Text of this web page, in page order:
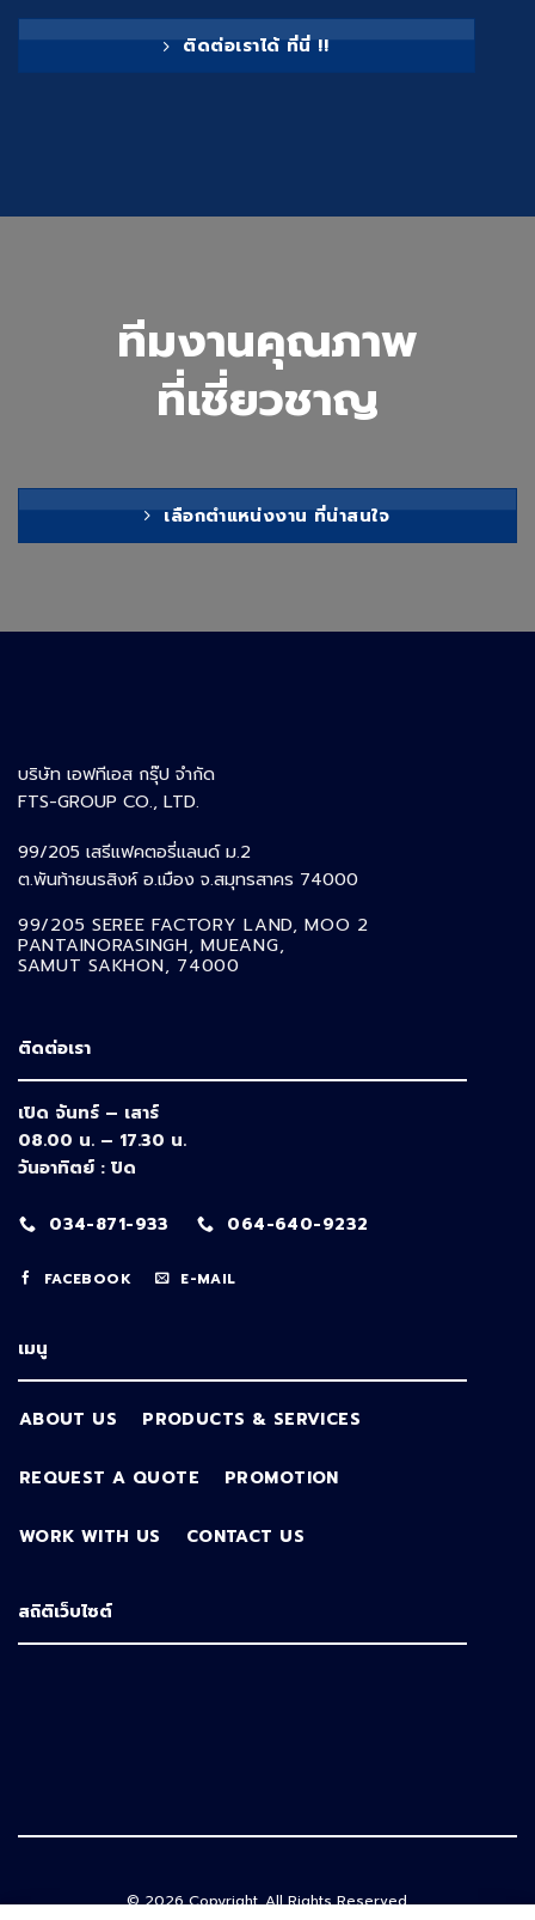
ติดต่อเราได้ ที่นี่ !!
ทีมงานคุณภาพ
ที่เชี่ยวชาญ
เลือกตำแหน่งงาน ที่น่าสนใจ
บริษัท เอฟทีเอส กรุ๊ป จำกัด
FTS-GROUP CO., LTD.
99/205 เสรีแฟคตอรี่แลนด์ ม.2
ต.พันท้ายนรสิงห์ อ.เมือง จ.สมุทรสาคร 74000
99/205 SEREE FACTORY LAND, MOO 2
PANTAINORASINGH,MUEANG,
SAMUT SAKHON, 74000
ติดต่อเรา
เปิด จันทร์ – เสาร์
08.00 น. – 17.30 น.
วันอาทิตย์ : ปิด
034-871-933 064-640-9232
FACEBOOK E-MAIL
เมนู
ABOUT US PRODUCTS & SERVICES
REQUEST A QUOTE PROMOTION
WORK WITH US CONTACT US
สถิติเว็บไซต์
© 2026 Copyright. All Rights Reserved.